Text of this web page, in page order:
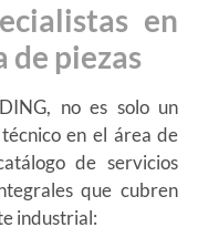
en
de piezas
no es solo un
en el área de
de servicios
que cubren
industrial: